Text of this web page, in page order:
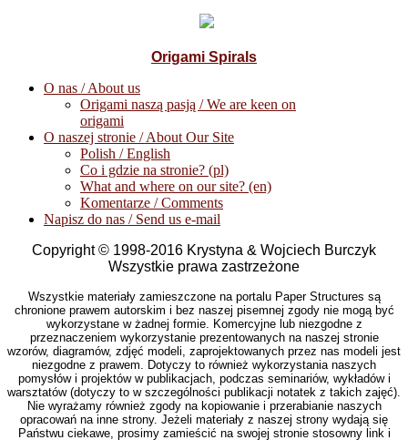
Origami Spirals
O nas / About us
Origami naszą pasją / We are keen on
origami
O naszej stronie / About Our Site
Polish / English
Co i gdzie na stronie? (pl)
What and where on our site? (en)
Komentarze / Comments
Napisz do nas / Send us e-mail
Copyright © 1998-2016 Krystyna & Wojciech Burczyk
Wszystkie prawa zastrzeżone
Wszystkie materiały zamieszczone na portalu Paper Structures są
chronione prawem autorskim i bez naszej pisemnej zgody nie mogą być
wykorzystane w żadnej formie. Komercyjne lub niezgodne z
przeznaczeniem wykorzystanie prezentowanych na naszej stronie
wzorów, diagramów, zdjęć modeli, zaprojektowanych przez nas modeli jest
niezgodne z prawem. Dotyczy to również wykorzystania naszych
pomysłów i projektów w publikacjach, podczas seminariów, wykładów i
warsztatów (dotyczy to w szczególności publikacji notatek z takich zajęć).
Nie wyrażamy również zgody na kopiowanie i przerabianie naszych
opracowań na inne strony. Jeżeli materiały z naszej strony wydają się
Państwu ciekawe, prosimy zamieścić na swojej stronie stosowny link i